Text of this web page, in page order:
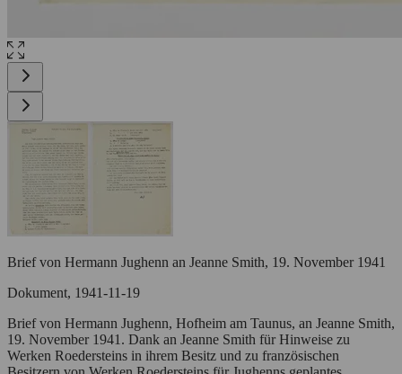
Brief von Hermann Jughenn an Jeanne Smith, 19. November 1941
Dokument, 1941-11-19
Brief von Hermann Jughenn, Hofheim am Taunus, an Jeanne Smith,
19. November 1941. Dank an Jeanne Smith für Hinweise zu
Werken Roedersteins in ihrem Besitz und zu französischen